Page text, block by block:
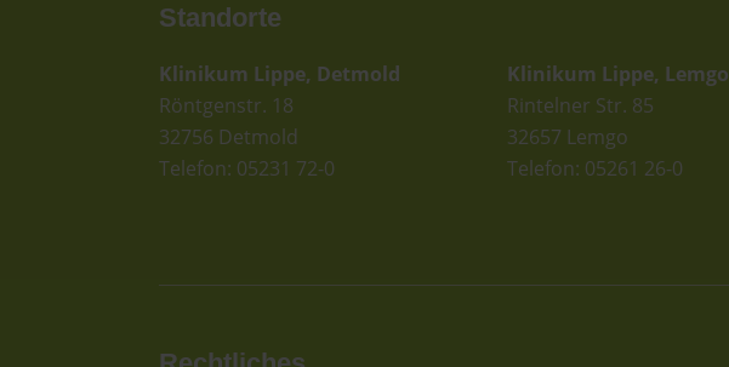
Standorte
Klinikum Lippe, Detmold
Röntgenstr. 18
32756 Detmold
Telefon: 05231 72-0
Klinikum Lippe, Lemgo
Rintelner Str. 85
32657 Lemgo
Telefon: 05261 26-0